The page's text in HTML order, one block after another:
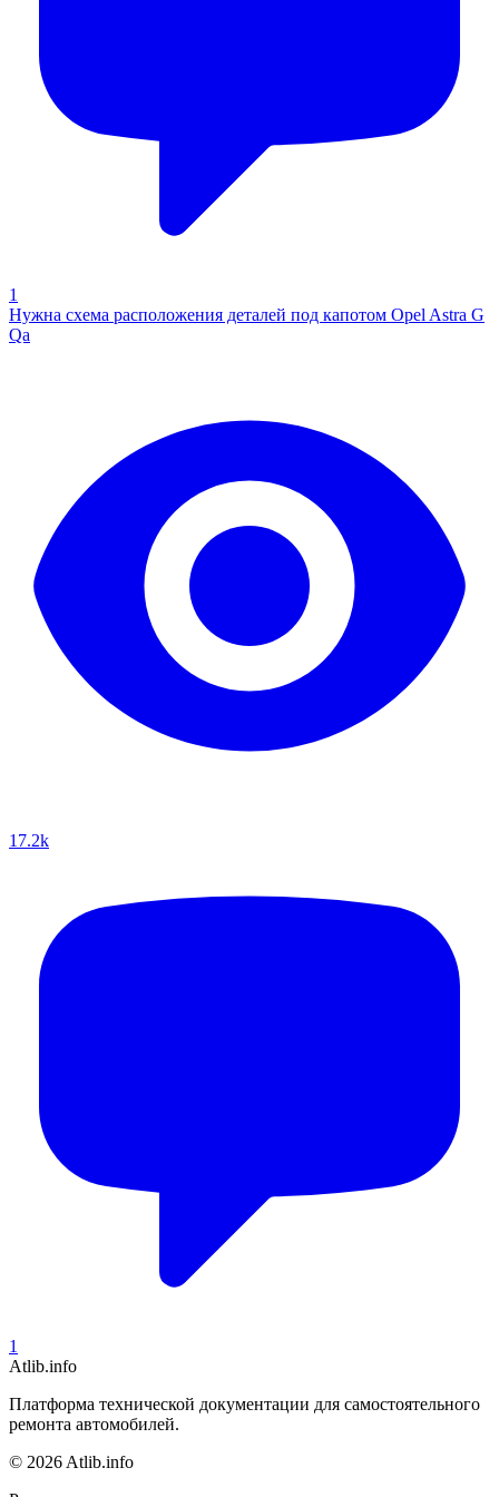
1
Нужна схема расположения деталей под капотом Opel Astra G
Qa
17.2k
1
Atlib.info
Платформа технической документации для самостоятельного
ремонта автомобилей.
© 2026 Atlib.info